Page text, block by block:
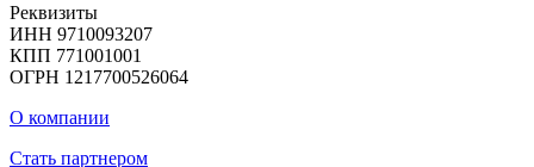
Реквизиты
ИНН 9710093207
КПП 771001001
ОГРН 1217700526064
О компании
Стать партнером